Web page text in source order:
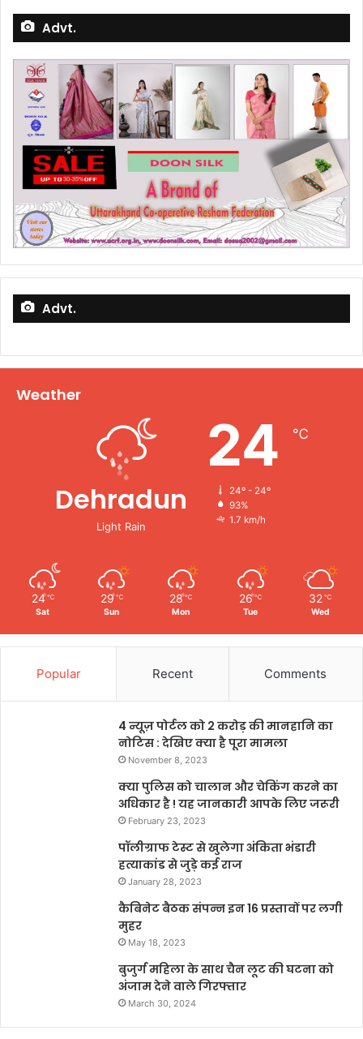
Advt.
Advt.
Weather
Dehradun
Light Rain
24 ℃
24º - 24º
93%
1.7 km/h
24 ℃
Sat
29 ℃
Sun
28 ℃
Mon
26 ℃
Tue
32 ℃
Wed
Popular Recent Comments
4 न्यूज़ पोर्टल को 2 करोड़ की मानहानि का
नोटिस : देखिए क्या है पूरा मामला
November 8, 2023
क्या पुलिस को चालान और चेकिंग करने का
अधिकार है ! यह जानकारी आपके लिए जरूरी
February 23, 2023
पॉलीग्राफ टेस्ट से खुलेगा अंकिता भंडारी
हत्याकांड से जुड़े कई राज
January 28, 2023
कैबिनेट बैठक संपन्न इन 16 प्रस्तावों पर लगी
मुहर
May 18, 2023
बुजुर्ग महिला के साथ चैन लूट की घटना को
अंजाम देने वाले गिरफ्तार
March 30, 2024